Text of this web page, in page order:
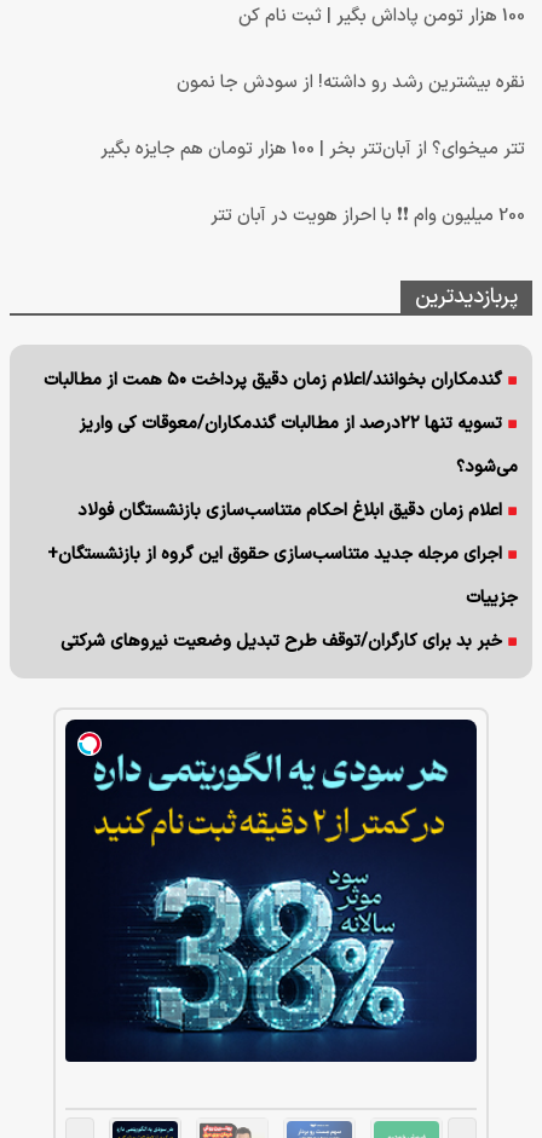
100 هزار تومن پاداش بگیر | ثبت نام کن
نقره بیشترین رشد رو داشته! از سودش جا نمون
تتر میخوای؟ از آبان‌تتر بخر | 100 هزار تومان هم جایزه بگیر
200 میلیون وام ❗❗ با احراز هویت در آبان تتر
پربازدیدترین
گندمکاران بخوانند/اعلام زمان دقیق پرداخت ۵۰ همت از مطالبات
تسویه تنها ۲۲درصد از مطالبات گندمکاران/معوقات کی واریز
می‌شود؟
اعلام زمان دقیق ابلاغ احکام متناسب‌سازی بازنشستگان فولاد
اجرای مرجله جدید متناسب‌سازی حقوق این گروه از بازنشستگان+
جزییات
خبر بد برای کارگران/توقف طرح تبدیل وضعیت نیروهای شرکتی